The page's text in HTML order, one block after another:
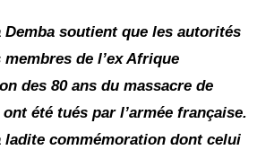
Demba soutient que les autorités
de l’ex Afrique
des 80 ans du massacre de
été tués par l’armée française.
commémoration dont celui